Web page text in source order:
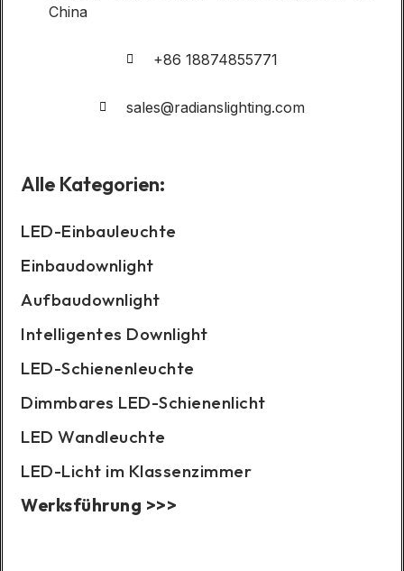
China
+86 18874855771
sales@radianslighting.com
Alle Kategorien:
LED-Einbauleuchte
Einbaudownlight
Aufbaudownlight
Intelligentes Downlight
LED-Schienenleuchte
Dimmbares LED-Schienenlicht
LED Wandleuchte
LED-Licht im Klassenzimmer
Werksführung >>>